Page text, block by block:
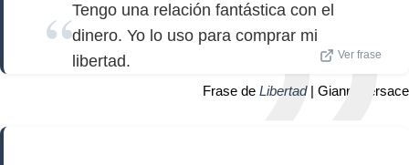
Tengo una relación fantástica con el
dinero. Yo lo uso para comprar mi
libertad.
Ver frase
Frase de Libertad| Gianni Versace